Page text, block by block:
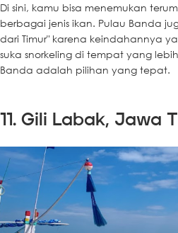
Di sini, kamu bisa menemukan
berbagai jenis ikan. Pulau Banda
dari Timur" karena keindahannya
suka snorkeling di tempat yang
Banda adalah pilihan yang tepat.
11. Gili Labak, Jawa